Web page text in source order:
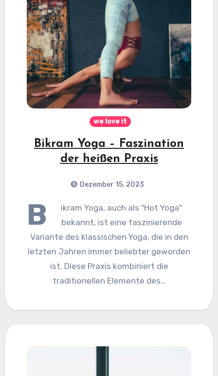
we love it
Bikram Yoga – Faszination
der heißen Praxis
Dezember 15, 2023
B
ikram Yoga, auch als "Hot Yoga"
bekannt, ist eine faszinierende
Variante des klassischen Yoga, die in den
letzten Jahren immer beliebter geworden
ist. Diese Praxis kombiniert die
traditionellen Elemente des…